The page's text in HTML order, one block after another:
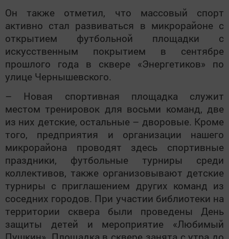
Он также отметил, что массовый спорт
активно стал развиваться в микрорайоне с
открытием футбольной площадки с
искусственным покрытием в сентябре
прошлого года в сквере «Энергетиков» по
улице Чернышевского.
– Новая спортивная площадка служит
местом тренировок для восьми команд, две
из них детские, остальные – дворовые. Кроме
того, предприятия и организации нашего
микрорайона проводят здесь спортивные
праздники, футбольные турниры среди
коллективов, также организовывают детские
турниры с приглашением других команд из
соседних городов. При участии библиотеки на
территории сквера были проведены День
защиты детей и мероприятие «Любимый